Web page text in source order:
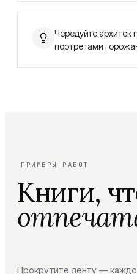
Чередуйте
портретами
ПРИМЕРЫ РАБОТ
Книги,
Прокрутите ленту —